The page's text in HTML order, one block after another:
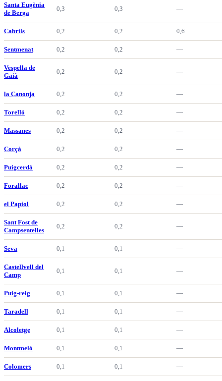
Santa Eugènia
de Berga
0,3 0,3 —
Cabrils 0,2 0,2 0,6
Sentmenat 0,2 0,2 —
Vespella de
Gaià
0,2 0,2 —
la Canonja 0,2 0,2 —
Torelló 0,2 0,2 —
Massanes 0,2 0,2 —
Corçà 0,2 0,2 —
Puigcerdà 0,2 0,2 —
Forallac 0,2 0,2 —
el Papiol 0,2 0,2 —
Sant Fost de
Campsentelles
0,2 0,2 —
Seva 0,1 0,1 —
Castellvell del
Camp
0,1 0,1 —
Puig-reig 0,1 0,1 —
Taradell 0,1 0,1 —
Alcoletge 0,1 0,1 —
Montmeló 0,1 0,1 —
Colomers 0,1 0,1 —